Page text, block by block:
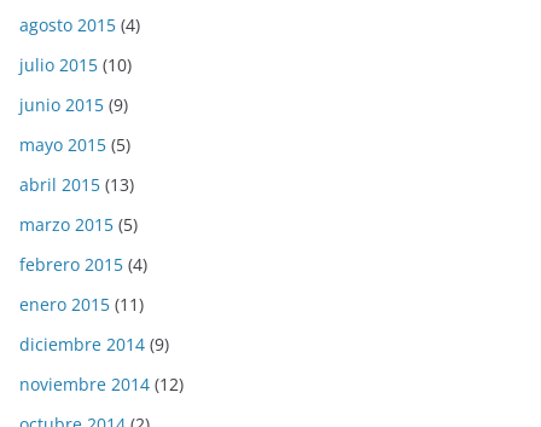
agosto 2015 (4)
julio 2015 (10)
junio 2015 (9)
mayo 2015 (5)
abril 2015 (13)
marzo 2015 (5)
febrero 2015 (4)
enero 2015 (11)
diciembre 2014 (9)
noviembre 2014 (12)